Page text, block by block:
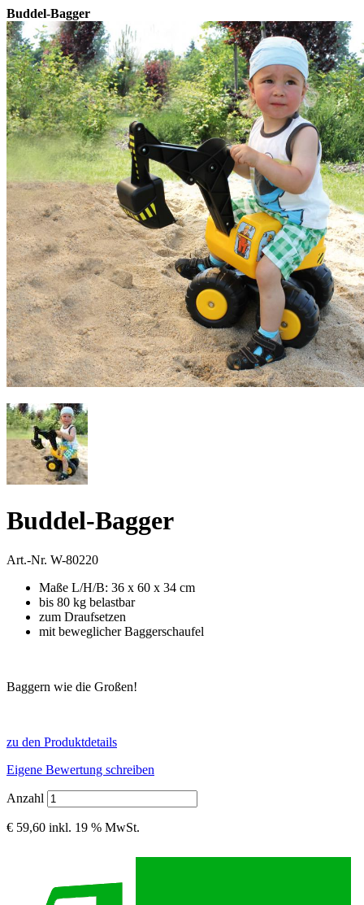
Buddel-Bagger
Buddel-Bagger
Art.-Nr. W-80220
Maße L/H/B: 36 x 60 x 34 cm
bis 80 kg belastbar
zum Draufsetzen
mit beweglicher Baggerschaufel
Baggern wie die Großen!
zu den Produktdetails
Eigene Bewertung schreiben
Anzahl
€ 59,60 inkl. 19 % MwSt.